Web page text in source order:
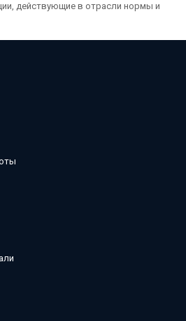
действующие в отрасли нормы и